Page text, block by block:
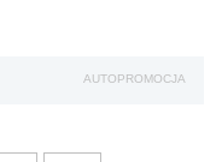
AUTOPROMOCJA